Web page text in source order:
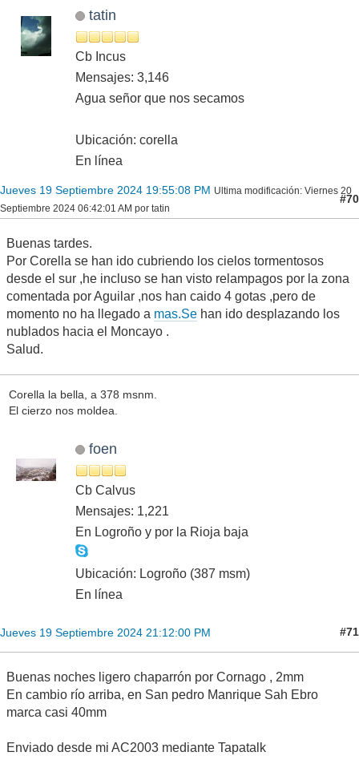
tatin
Cb Incus
Mensajes: 3,146
Agua señor que nos secamos
Ubicación: corella
En línea
Jueves 19 Septiembre 2024 19:55:08 PM Ultima modificación: Viernes 20
Septiembre 2024 06:42:01 AM por tatin
#70
Buenas tardes.
Por Corella se han ido cubriendo los cielos tormentosos
desde el sur ,he incluso se han visto relampagos por la zona
comentada por Aguilar ,nos han caido 4 gotas ,pero de
momento no ha llegado a mas.Se han ido desplazando los
nublados hacia el Moncayo .
Salud.
Corella la bella, a 378 msnm.
El cierzo nos moldea.
foen
Cb Calvus
Mensajes: 1,221
En Logroño y por la Rioja baja
Ubicación: Logroño (387 msm)
En línea
Jueves 19 Septiembre 2024 21:12:00 PM #71
Buenas noches ligero chaparrón por Cornago , 2mm
En cambio río arriba, en San pedro Manrique Sah Ebro
marca casi 40mm
Enviado desde mi AC2003 mediante Tapatalk